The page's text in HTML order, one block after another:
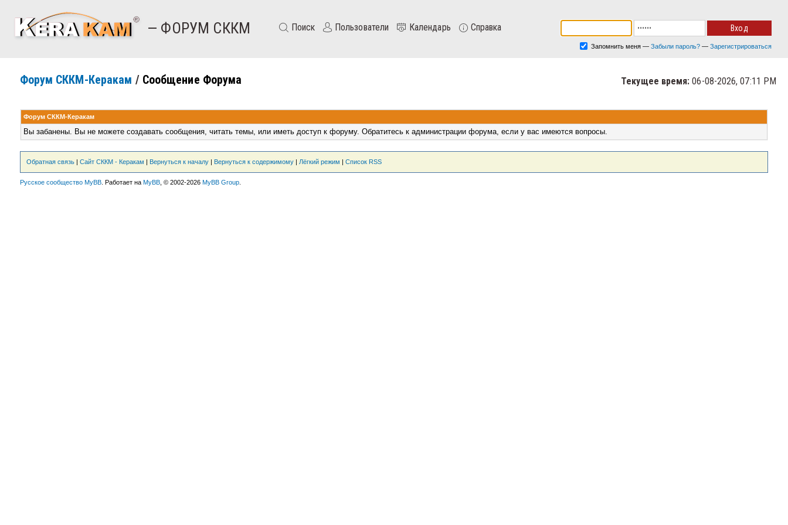
— ФОРУМ СККМ Поиск Пользователи Календарь Справка
Запомнить меня — Забыли пароль? — Зарегистрироваться
Текущее время: 06-08-2026, 07:11 PM
Форум СККМ-Керакам / Сообщение Форума
Форум СККМ-Керакам
Вы забанены. Вы не можете создавать сообщения, читать темы, или иметь доступ к форуму. Обратитесь к администрации форума, если у вас имеются вопросы.
Обратная связь| Сайт СККМ - Керакам | Вернуться к началу| Вернуться к содержимому| Лёгкий режим | Список RSS
Русское сообщество MyBB. Работает на MyBB, © 2002-2026 MyBB Group.